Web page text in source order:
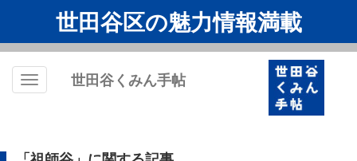
世田谷区の魅力情報満載
Toggle
世田谷くみん手帖